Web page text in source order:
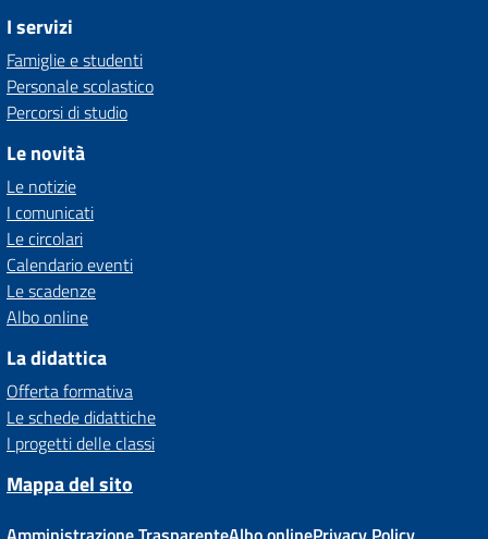
I servizi
Famiglie e studenti
Personale scolastico
Percorsi di studio
Le novità
Le notizie
I comunicati
Le circolari
Calendario eventi
Le scadenze
Albo online
La didattica
Offerta formativa
Le schede didattiche
I progetti delle classi
Mappa del sito